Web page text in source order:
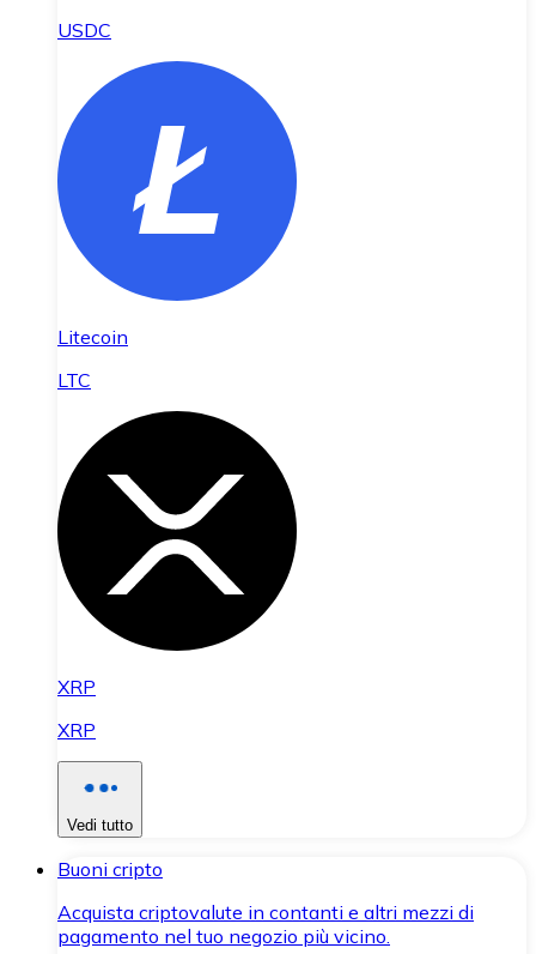
USDC
Litecoin
LTC
XRP
XRP
Vedi tutto
Buoni cripto
Acquista criptovalute in contanti e altri mezzi di
pagamento nel tuo negozio più vicino.